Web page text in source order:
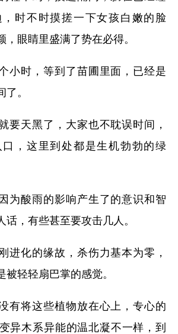
时不时摸搓一下女孩白嫩的脸
，眼睛里盛满了势在必得。
小时，等到了苗圃里面，已经是
。
要天黑了，大家也不耽误时间，
，这里到处都是生机勃勃的绿
为酸雨的影响产生了的意识和智
话，有些甚至要攻击几人。
进化的缘故，杀伤力基本为零，
被轻轻扇巴掌的感觉。
有将这些植物放在心上，专心的
异木系异能的温北凝不一样，到